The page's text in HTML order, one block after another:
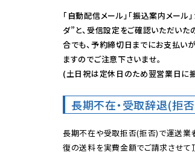
「自動配信メール」「振込案内メー
ダ”と、受信設定をご確認いただいた
合でも、予約締切日までにお支払い
ますのでご注意下さいませ。
(土日祝は定休日のため翌営業日に
長期不在・受取辞退(拒
長期不在や受取拒否(拒否)で運送業
復の送料を実費金額でご請求させて